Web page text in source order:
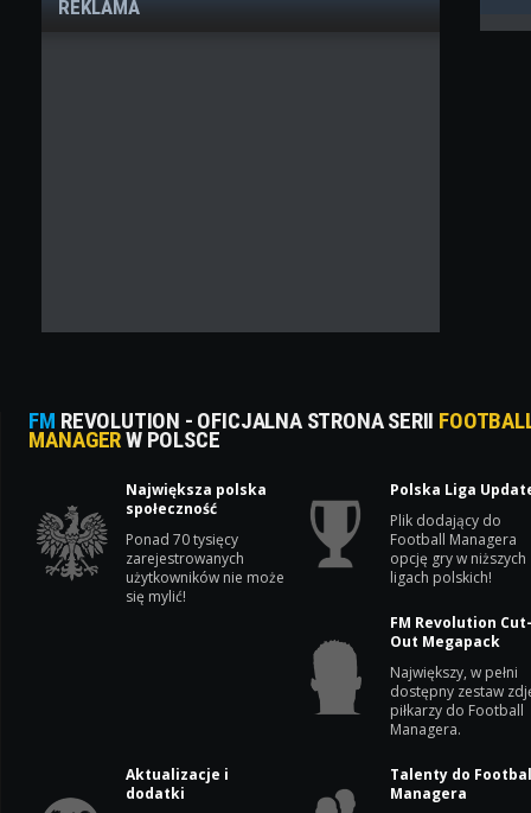
REKLAMA
FM REVOLUTION - OFICJALNA STRONA SERII
MANAGERW POLSCE
Największa polska
społeczność
Ponad 70 tysięcy
zarejestrowanych
użytkowników nie może
się mylić!
Polska Liga
Plik dodający do
Football Managera
opcję gry w niższych
ligach polskich!
FM Revolution
Out Megapack
Największy, w pełni
dostępny zestaw
piłkarzy do Football
Managera.
Aktualizacje i
dodatki
Talenty do
Managera